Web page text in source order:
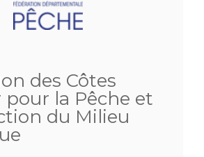
des Côtes
la Pêche et
du Milieu